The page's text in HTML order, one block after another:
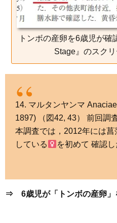
トンボの産卵を6歳児が
Stage』のスクリ
14. マルタンヤンマ
1897) （図42, 43） 前回調
本調査では，2012年には
している
を初めて 確認し
⇒ 6歳児が「トンボの産卵」